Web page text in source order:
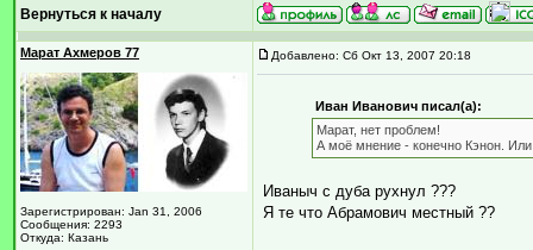
Вернуться к началу
Марат Ахмеров 77
Зарегистрирован: Jan 31, 2006
Сообщения: 2293
Откуда: Казань
Добавлено: Сб Окт 13, 2007 20:18
Иван Иванович писал(а):
Марат, нет проблем!
А моё мнение - конечно Кэнон.
Иваныч с дуба рухнул ???
Я те что Абрамович местный ??